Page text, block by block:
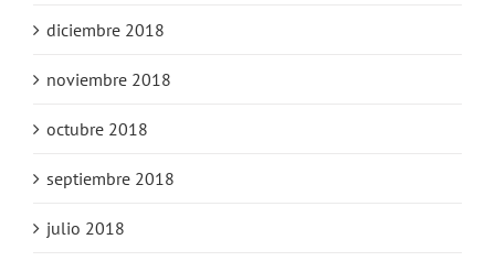
diciembre 2018
noviembre 2018
octubre 2018
septiembre 2018
julio 2018